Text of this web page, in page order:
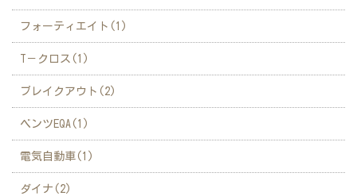
フォーティエイト(1)
T－クロス(1)
ブレイクアウト(2)
ベンツEQA(1)
電気自動車(1)
ダイナ(2)